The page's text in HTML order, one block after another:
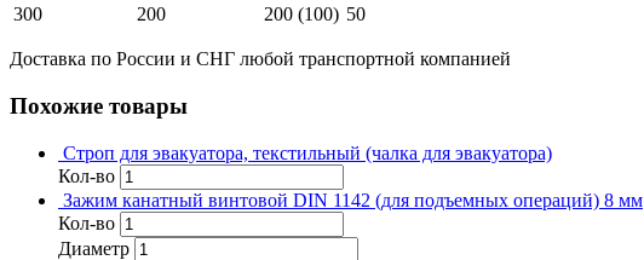
300 200 200 (100) 50
Доставка по России и СНГ любой транспортной компанией
Похожие товары
Строп для эвакуатора, текстильный (чалка для эвакуатора)
Кол-во
Зажим канатный винтовой DIN 1142 (для подъемных операций) 8 мм
Кол-во
Диаметр